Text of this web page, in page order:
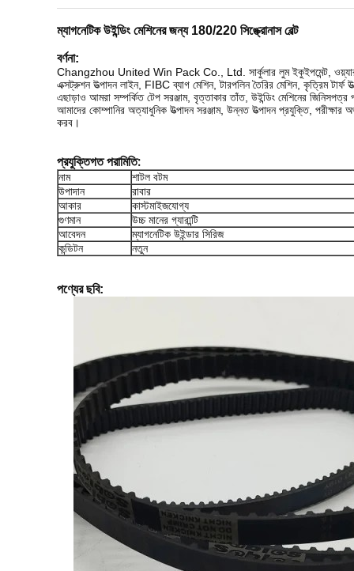
ম্যাগনেটিক উইন্ডিং মেশিনের জন্য 180/220 সিঙ্ক্রোনাস বেল্ট
বর্ণনা:
Changzhou United Win Pack Co., Ltd. সার্কুলার লুম ইকুইপমেন্ট, ওয়্যার ড্রয়িং
এক্সট্রুশন উত্পাদন লাইন, FIBC ব্যাগ মেশিন, টারপলিন তৈরির মেশিন, কৃত্রিম
এছাড়াও আমরা সম্পর্কিত টেপ সরঞ্জাম, বৃত্তাকার তাঁত, উইন্ডিং মেশিনের
আমাদের কোম্পানির অত্যাধুনিক উত্পাদন সরঞ্জাম, উন্নত উত্পাদন প্রযুক্তি,
করব।
প্রযুক্তিগত পরামিতি:
নাম
শাটল বটম
উপাদান
রাবার
আকার
কাস্টমাইজযোগ্য
গুণমান
উচ্চ মানের গ্যারান্টি
আবেদন
ম্যাগনেটিক উইন্ডার সিরিজ
কন্ডিটন
নতুন
পণ্যের ছবি: